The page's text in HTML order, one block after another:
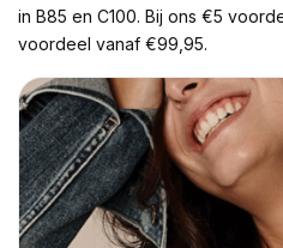
in B85 en C100. Bij ons €5
voordeel vanaf €99,95.